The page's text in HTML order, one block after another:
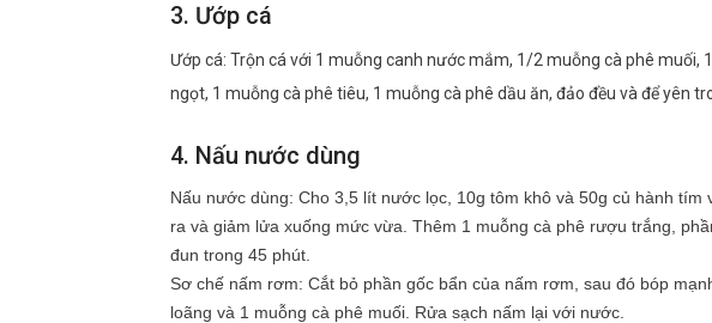
3. Ướp cá
Ướp cá: Trộn cá với 1 muỗng canh nước mắm, 1/2 muỗng cà phê
ngọt, 1 muỗng cà phê tiêu, 1 muỗng cà phê dầu ăn, đảo đều và để yên
4. Nấu nước dùng
Nấu nước dùng: Cho 3,5 lít nước lọc, 10g tôm khô và 50g củ hành
ra và giảm lửa xuống mức vừa. Thêm 1 muỗng cà phê rượu trắng,
đun trong 45 phút.
Sơ chế nấm rơm: Cắt bỏ phần gốc bẩn của nấm rơm, sau đó bóp
loãng và 1 muỗng cà phê muối. Rửa sạch nấm lại với nước.